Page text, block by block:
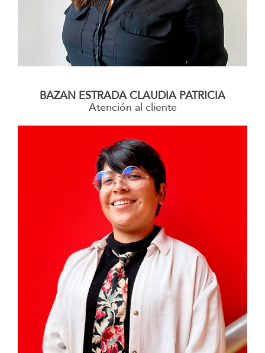
BAZAN ESTRADA CLAUDIA PATRICIA
Atención al cliente